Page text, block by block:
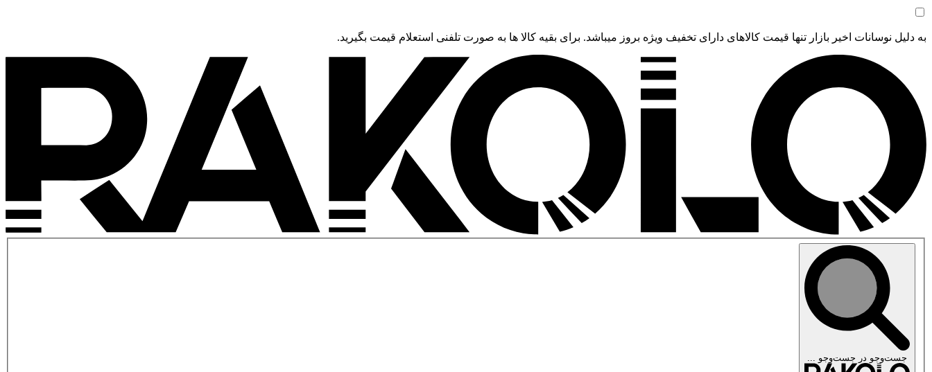
به دلیل نوسانات اخیر بازار تنها قیمت کالاهای دارای تخفیف ویژه بروز میباشد. برای بقیه کالا ها به صورت تلفنی استعلام قیمت بگیرید.
جست‌وجو در جست‌وجو ...